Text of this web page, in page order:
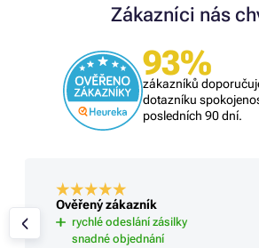
Zákazníci nás
93%
zákazníků
dotazníku
posledních 90 dní.
Ověřený zákazník
rychlé odeslání zásilky
snadné objednání